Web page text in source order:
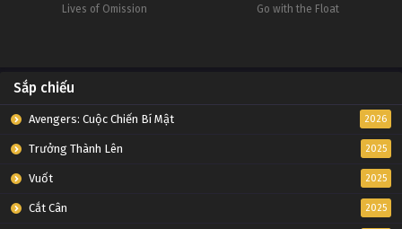
Lives of Omission Go with the Float
Sắp chiếu
Avengers: Cuộc Chiến Bí Mật 2026
Trưởng Thành Lên 2025
Vuốt 2025
Cắt Cân 2025